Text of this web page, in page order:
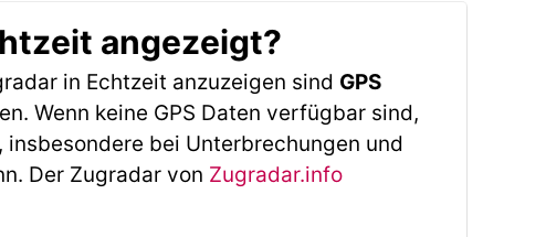
angezeigt?
in Echtzeit anzuzeigen sind GPS
Wenn keine GPS Daten verfügbar sind,
bei Unterbrechungen und
Der Zugradar von Zugradar.info